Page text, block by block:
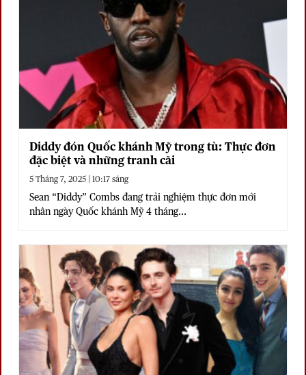
Diddy đón Quốc khánh Mỹ trong tù: Thực đơn
đặc biệt và những tranh cãi
5 Tháng 7, 2025 | 10:17 sáng
Sean “Diddy” Combs đang trải nghiệm thực đơn mới
nhân ngày Quốc khánh Mỹ 4 tháng...